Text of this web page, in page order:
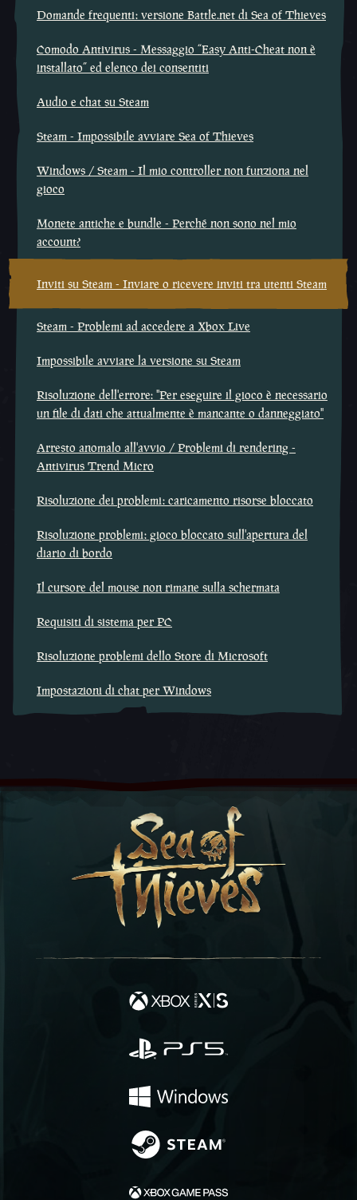
Domande frequenti: versione Battle.net di Sea of Thieves
Comodo Antivirus - Messaggio “Easy Anti-Cheat non è
installato” ed elenco dei consentiti
Audio e chat su Steam
Steam - Impossibile avviare Sea of Thieves
Windows / Steam - Il mio controller non funziona nel
gioco
Monete antiche e bundle - Perché non sono nel mio
account?
Inviti su Steam - Inviare o ricevere inviti tra utenti Steam
Steam - Problemi ad accedere a Xbox Live
Impossibile avviare la versione su Steam
Risoluzione dell'errore: "Per eseguire il gioco è necessario
un file di dati che attualmente è mancante o danneggiato"
Arresto anomalo all'avvio / Problemi di rendering -
Antivirus Trend Micro
Risoluzione dei problemi: caricamento risorse bloccato
Risoluzione problemi: gioco bloccato sull'apertura del
diario di bordo
Il cursore del mouse non rimane sulla schermata
Requisiti di sistema per PC
Risoluzione problemi dello Store di Microsoft
Impostazioni di chat per Windows